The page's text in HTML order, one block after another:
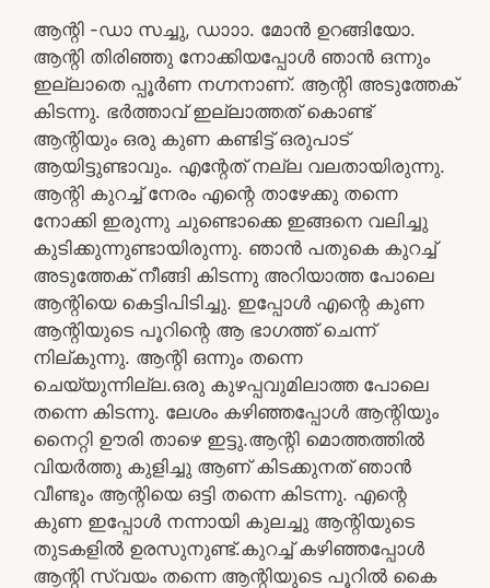
ആന്റി -ഡാ സച്ചു, ഡാാാ. മോൻ ഉറങ്ങിയോ.
ആന്റി തിരിഞ്ഞു നോക്കിയപ്പോൾ ഞാൻ ഒന്നും
ഇല്ലാതെ പ്പൂർണ നഗ്നനാണ്. ആന്റി അടുത്തേക്
കിടന്നു. ഭർത്താവ് ഇല്ലാത്തത് കൊണ്ട്
ആന്റിയും ഒരു കുണ കണ്ടിട്ട് ഒരുപാട്
ആയിട്ടുണ്ടാവും. എന്റേത് നല്ല വലതായിരുന്നു.
ആന്റി കുറച്ച് നേരം എന്റെ താഴേക്കു തന്നെ
നോക്കി ഇരുന്നു ചുണ്ടൊക്കെ ഇങ്ങനെ വലിച്ചു
കുടിക്കുന്നുണ്ടായിരുന്നു. ഞാൻ പതുകെ കുറച്ച്
അടുത്തേക് നീങ്ങി കിടന്നു അറിയാത്ത പോലെ
ആന്റിയെ കെട്ടിപിടിച്ചു. ഇപ്പോൾ എന്റെ കുണ
ആന്റിയുടെ പൂറിന്റെ ആ ഭാഗത്ത്‌ ചെന്ന്
നില്കുന്നു. ആന്റി ഒന്നും തന്നെ
ചെയ്യുന്നില്ല.ഒരു കുഴപ്പവുമിലാത്ത പോലെ
തന്നെ കിടന്നു. ലേശം കഴിഞ്ഞപ്പോൾ ആന്റിയും
നൈറ്റി ഊരി താഴെ ഇട്ടു.ആന്റി മൊത്തത്തിൽ
വിയർത്തു കുളിച്ചു ആണ് കിടക്കുനത് ഞാൻ
വീണ്ടും ആന്റിയെ ഒട്ടി തന്നെ കിടന്നു. എന്റെ
കുണ ഇപ്പോൾ നന്നായി കുലച്ചു ആന്റിയുടെ
തുടകളിൽ ഉരസുനുണ്ട്.കുറച്ച് കഴിഞ്ഞപ്പോൾ
ആന്റി സ്വയം തന്നെ ആന്റിയുടെ പൂറിൽ കൈ